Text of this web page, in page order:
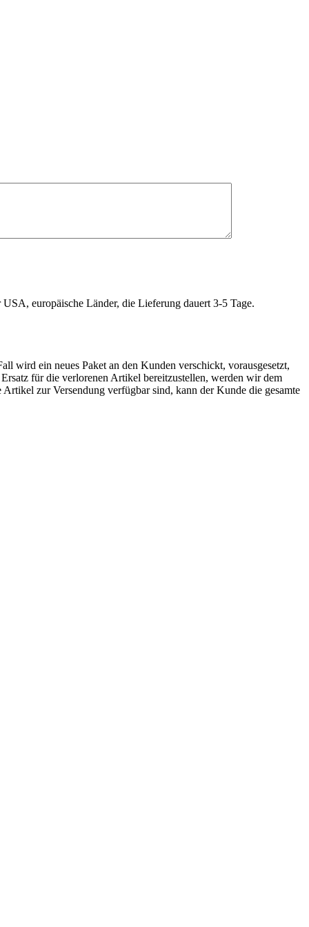
europäische Länder, die Lieferung dauert 3-5 Tage.
wird ein neues Paket an den Kunden verschickt, vorausgesetzt,
für die verlorenen Artikel bereitzustellen, werden wir dem
zur Versendung verfügbar sind, kann der Kunde die gesamte